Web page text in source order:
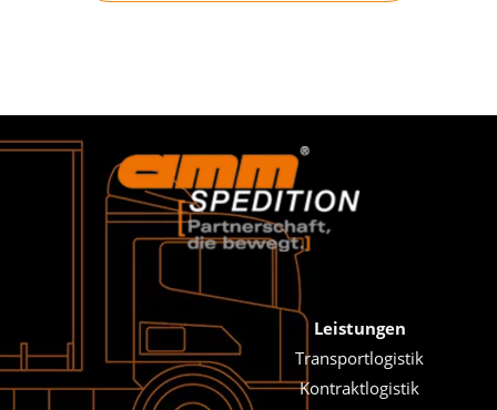
Leistungen
Transportlogistik
Kontraktlogistik